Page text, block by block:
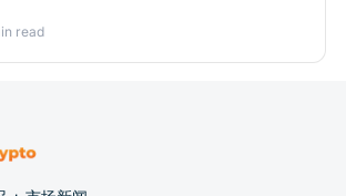
read